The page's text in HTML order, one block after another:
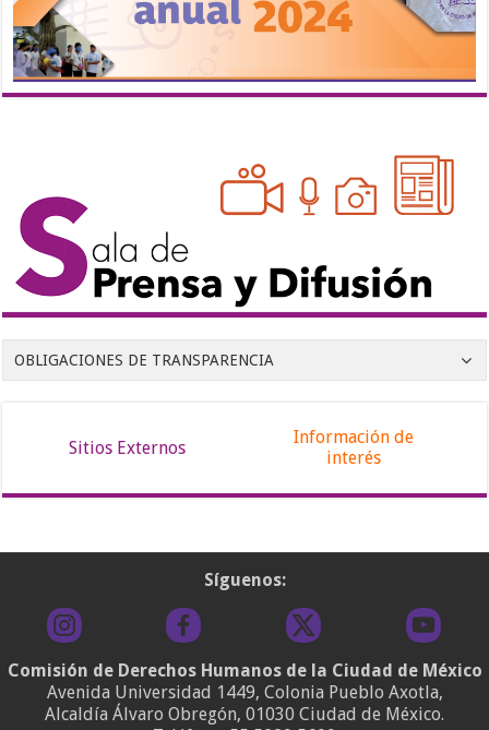
OBLIGACIONES DE TRANSPARENCIA
Sitios Externos
Información de
interés
Síguenos:
Comisión de Derechos Humanos de la Ciudad de México
Avenida Universidad 1449, Colonia Pueblo Axotla,
Alcaldía Álvaro Obregón, 01030 Ciudad de México.